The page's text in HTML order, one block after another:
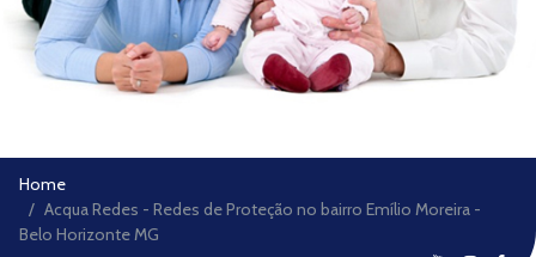
Home
Acqua Redes - Redes de Proteção no bairro Emílio Moreira -
Belo Horizonte MG